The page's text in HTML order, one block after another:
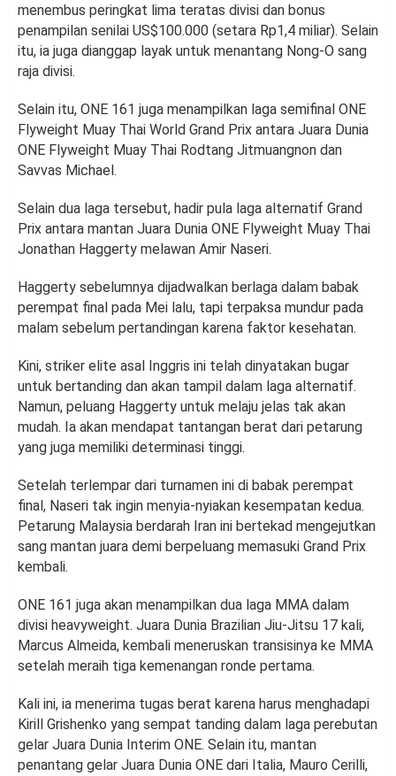
menembus peringkat lima teratas divisi dan bonus
penampilan senilai US$100.000 (setara Rp1,4 miliar). Selain
itu, ia juga dianggap layak untuk menantang Nong-O sang
raja divisi.
Selain itu, ONE 161 juga menampilkan laga semifinal ONE
Flyweight Muay Thai World Grand Prix antara Juara Dunia
ONE Flyweight Muay Thai Rodtang Jitmuangnon dan
Savvas Michael.
Selain dua laga tersebut, hadir pula laga alternatif Grand
Prix antara mantan Juara Dunia ONE Flyweight Muay Thai
Jonathan Haggerty melawan Amir Naseri.
Haggerty sebelumnya dijadwalkan berlaga dalam babak
perempat final pada Mei lalu, tapi terpaksa mundur pada
malam sebelum pertandingan karena faktor kesehatan.
Kini, striker elite asal Inggris ini telah dinyatakan bugar
untuk bertanding dan akan tampil dalam laga alternatif.
Namun, peluang Haggerty untuk melaju jelas tak akan
mudah. Ia akan mendapat tantangan berat dari petarung
yang juga memiliki determinasi tinggi.
Setelah terlempar dari turnamen ini di babak perempat
final, Naseri tak ingin menyia-nyiakan kesempatan kedua.
Petarung Malaysia berdarah Iran ini bertekad mengejutkan
sang mantan juara demi berpeluang memasuki Grand Prix
kembali.
ONE 161 juga akan menampilkan dua laga MMA dalam
divisi heavyweight. Juara Dunia Brazilian Jiu-Jitsu 17 kali,
Marcus Almeida, kembali meneruskan transisinya ke MMA
setelah meraih tiga kemenangan ronde pertama.
Kali ini, ia menerima tugas berat karena harus menghadapi
Kirill Grishenko yang sempat tanding dalam laga perebutan
gelar Juara Dunia Interim ONE. Selain itu, mantan
penantang gelar Juara Dunia ONE dari Italia, Mauro Cerilli,